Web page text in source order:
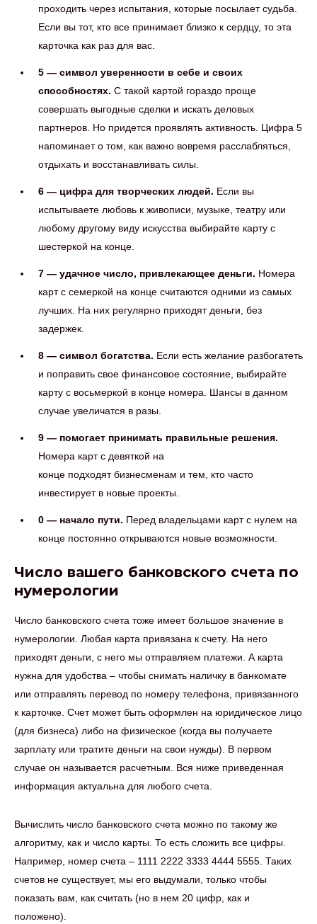
проходить через испытания, которые посылает судьба.
Если вы тот, кто все принимает близко к сердцу, то эта
карточка как раз для вас.
5 — символ уверенности в себе и своих
способностях. С такой картой гораздо проще
совершать выгодные сделки и искать деловых
партнеров. Но придется проявлять активность. Цифра 5
напоминает о том, как важно вовремя расслабляться,
отдыхать и восстанавливать силы.
6 — цифра для творческих людей. Если вы
испытываете любовь к живописи, музыке, театру или
любому другому виду искусства выбирайте карту с
шестеркой на конце.
7 — удачное число, привлекающее деньги. Номера
карт с семеркой на конце считаются одними из самых
лучших. На них регулярно приходят деньги, без
задержек.
8 — символ богатства. Если есть желание разбогатеть
и поправить свое финансовое состояние, выбирайте
карту с восьмеркой в конце номера. Шансы в данном
случае увеличатся в разы.
9 — помогает принимать правильные решения.
Номера карт с девяткой на
конце подходят бизнесменам и тем, кто часто
инвестирует в новые проекты.
0 — начало пути. Перед владельцами карт с нулем на
конце постоянно открываются новые возможности.
Число вашего банковского счета по
нумерологии
Число банковского счета тоже имеет большое значение в
нумерологии. Любая карта привязана к счету. На него
приходят деньги, с него мы отправляем платежи. А карта
нужна для удобства – чтобы снимать наличку в банкомате
или отправлять перевод по номеру телефона, привязанного
к карточке. Счет может быть оформлен на юридическое лицо
(для бизнеса) либо на физическое (когда вы получаете
зарплату или тратите деньги на свои нужды). В первом
случае он называется расчетным. Вся ниже приведенная
информация актуальна для любого счета.
Вычислить число банковского счета можно по такому же
алгоритму, как и число карты. То есть сложить все цифры.
Например, номер счета – 1111 2222 3333 4444 5555. Таких
счетов не существует, мы его выдумали, только чтобы
показать вам, как считать (но в нем 20 цифр, как и
положено).